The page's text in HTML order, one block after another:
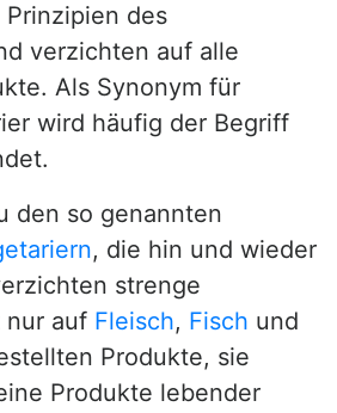
des
verzichten auf alle
Als Synonym für
wird häufig der Begriff
den so genannten
, die hin und wieder
strenge
nur auf Fleisch, Fisch und
Produkte, sie
Produkte lebender